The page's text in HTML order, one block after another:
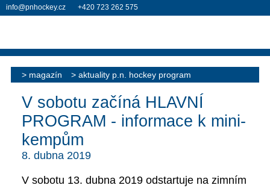
magazín aktuality p.n. hockey program
V sobotu začíná HLAVNÍ
PROGRAM - informace k mini-
kempům
8. dubna 2019
V sobotu 13. dubna 2019 odstartuje na zimním
info@pnhockey.cz +420 723 262 575